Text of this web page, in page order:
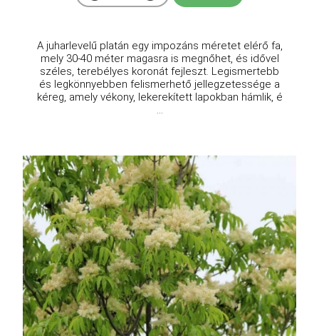
A juharlevelű platán egy impozáns méretet elérő fa,
mely 30-40 méter magasra is megnőhet, és idővel
széles, terebélyes koronát fejleszt. Legismertebb
és legkönnyebben felismerhető jellegzetessége a
kéreg, amely vékony, lekerekített lapokban hámlik, é